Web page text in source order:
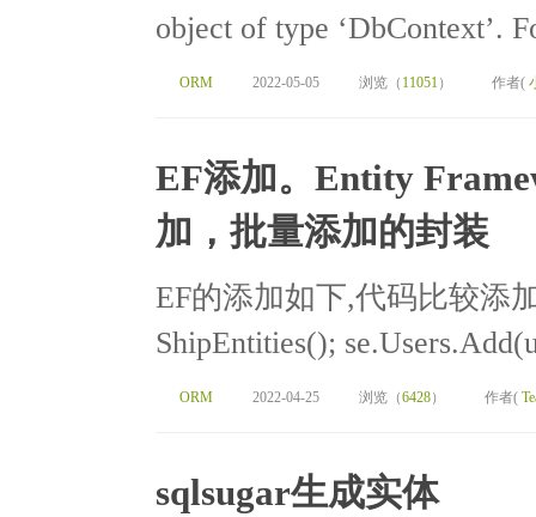
object of type ‘DbContext’.
ORM 2022-05-05 浏览（ 11051） 作者(
EF添加。Entity
加，批量添加的封装
EF的添加如下,代码比较添
ShipEntities();
ORM 2022-04-25 浏览（6428） 作者(
sqlsugar生成实体